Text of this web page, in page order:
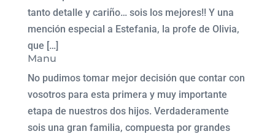
tanto detalle y cariño… sois los mejores!! Y una
mención especial a Estefania, la profe de Olivia,
que […]
Manu
No pudimos tomar mejor decisión que contar con
vosotros para esta primera y muy importante
etapa de nuestros dos hijos. Verdaderamente
sois una gran familia, compuesta por grandes